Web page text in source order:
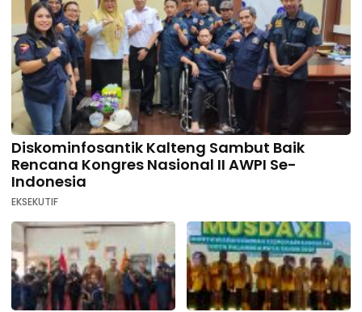
Diskominfosantik Kalteng Sambut Baik
Rencana Kongres Nasional II AWPI Se-
Indonesia
EKSEKUTIF